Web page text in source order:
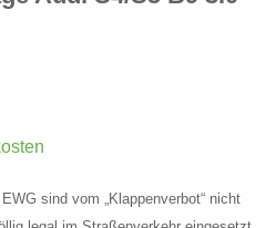
sind vom „Klappenverbot“ nicht